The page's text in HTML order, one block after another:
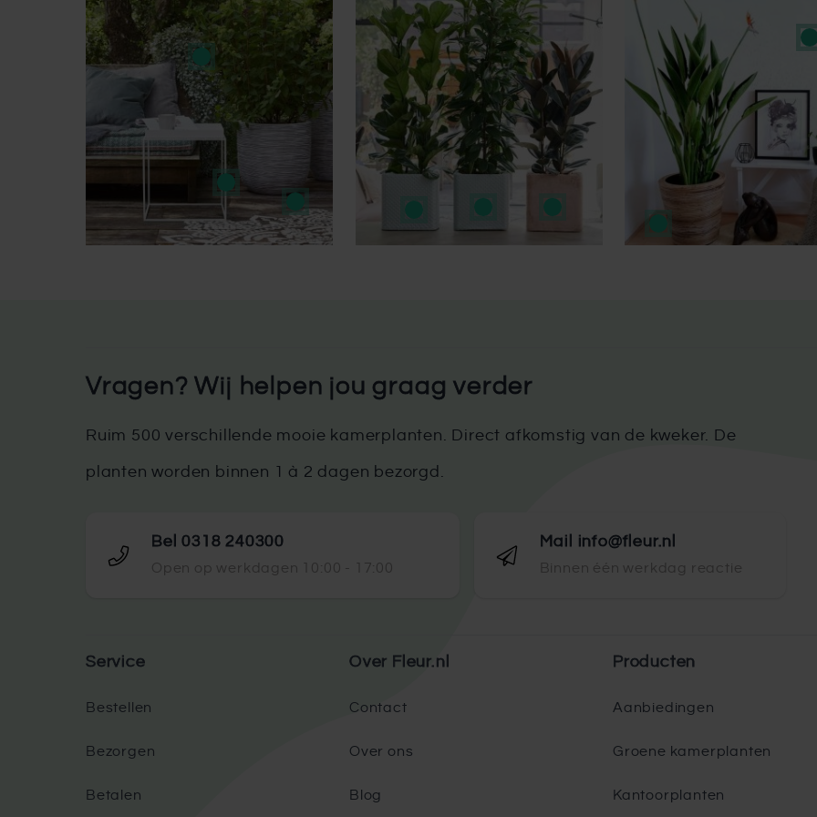
Vragen? Wij helpen jou graag verder
Ruim 500 verschillende mooie kamerplanten. Direct afkomstig van de kweker. De
planten worden binnen 1 à 2 dagen bezorgd.
Bel 0318 240300
Open op werkdagen 10:00 - 17:00
Mail info@fleur.nl
Binnen één werkdag reactie
Service
Bestellen
Bezorgen
Betalen
Over Fleur.nl
Contact
Over ons
Blog
Producten
Aanbiedingen
Groene kamerplanten
Kantoorplanten